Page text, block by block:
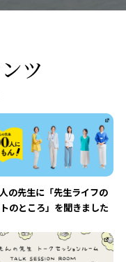
ツ
の先生に「先生ライフの
のところ」を聞きました